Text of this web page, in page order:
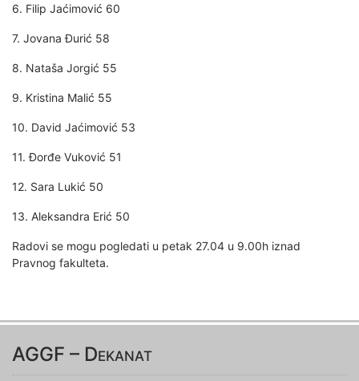
6. Filip Jaćimović 60
7. Jovana Đurić 58
8. Nataša Jorgić 55
9. Kristina Malić 55
10. David Jaćimović 53
11. Đorđe Vuković 51
12. Sara Lukić 50
13. Aleksandra Erić 50
Radovi se mogu pogledati u petak 27.04 u 9.00h iznad
Pravnog fakulteta.
AGGF – Dekanat